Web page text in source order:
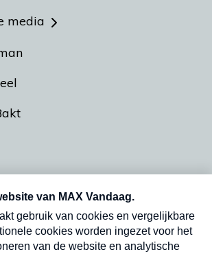
media
vrijdag- en dinsdagochtend in
Verzend